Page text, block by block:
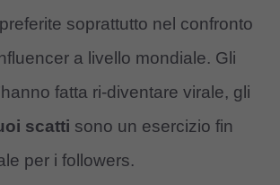
soprattutto nel confronto
a livello mondiale. Gli
fatta ri-diventare virale, gli
scatti sono un esercizio fin
per i followers.